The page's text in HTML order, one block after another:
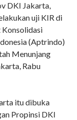
DKI Jakarta,
uji KIR di
Konsolidasi
(Aptrindo)
Menunjang
Rabu
itu dibuka
Propinsi DKI